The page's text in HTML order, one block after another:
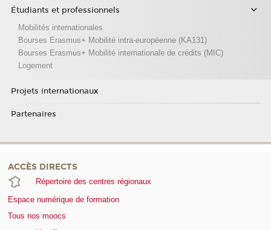
Étudiants et professionnels
Mobilités internationales
Bourses Erasmus+ Mobilité intra-européenne (KA131)
Bourses Erasmus+ Mobilité internationale de crédits (MIC)
Logement
Projets internationaux
Partenaires
ACCÈS DIRECTS
Répertoire des centres régionaux
Espace numérique de formation
Tous nos moocs